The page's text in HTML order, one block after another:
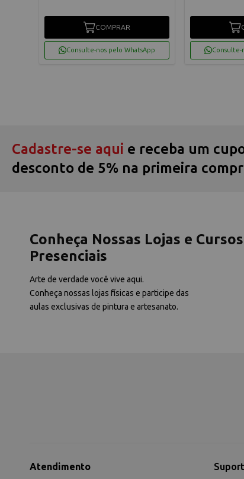
COMPRAR
Consulte-nos pelo WhatsApp Consulte-
Cadastre-se aqui e receba um
desconto de 5% na primeira
Conheça Nossas Lojas e Cursos
Presenciais
Arte de verdade você vive aqui.
Conheça nossas lojas físicas e participe das
aulas exclusivas de pintura e artesanato.
Atendimento